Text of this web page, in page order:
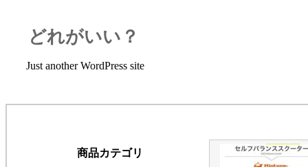
どれがいい？
Just another WordPress site
商品カテゴリ